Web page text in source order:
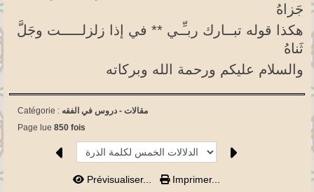
جَزاهُ
هكذا قوله تبــارك ربـِّـي ** في إذا زلزلـــــت وجَلَّ
ثَناهُ
والسلام عليكم ورحمة الله وبركاته
Catégorie : مقالات -دروس في الفقه
Page lue 850 fois
Prévisualiser... Imprimer...